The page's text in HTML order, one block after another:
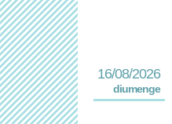
16/08/2026
diumenge